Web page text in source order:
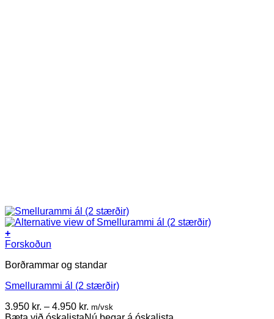
+
This
has
variants.
options
Forskoðun
Borðrammar og standar
Smellurammi ál (2 stærðir)
3.950 kr. – 4.950 kr. Price
m/vsk